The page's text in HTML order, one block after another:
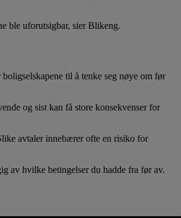
ble uforutsigbar, sier Blikeng.
til å tenke seg nøye om før
og sist kan få store konsekvenser for
avtaler innebærer ofte en risiko for
av hvilke betingelser du hadde fra før av.